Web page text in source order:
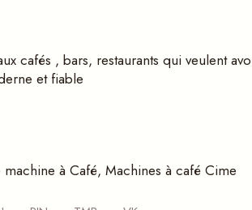
cafés , bars, restaurants qui veulent
et fiable
machine à Café, Machines à café Cime